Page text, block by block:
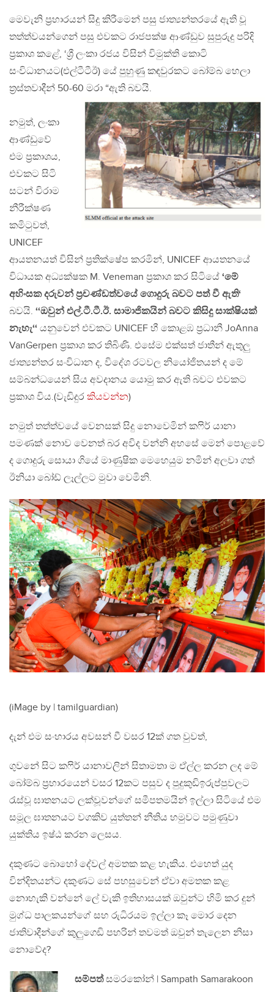
මෙවැනි ප්‍රහාරයන් සිදු කිරීමෙන් පසු ජාත්‍යන්තරයේ ඇති වූ
තත්ත්වයන්ගෙන් පසු එවකට රාජපක්ෂ ආණ්ඩුව සුපුරුදු පරිදි
ප්‍රකාශ කළේ, ‘ශ්‍රී ලංකා රජය විසින් විමුක්ති කොටි
සංවිධානයට(එල්ටීටීඊ) යේ පුහුණු කඳවුරකට බෝම්බ හෙලා
ත්‍රස්තවාදීන් 50-60 මරා “ඇති බවයි.
නමුත්, ලංකා
ආණ්ඩුවේ
එම ප්‍රකාශය,
එවකට සිටි
සටන් විරාම
නීරීක්ෂණ
කමිටුවත්,
UNICEF
ආයතනයත් විසින් ප්‍රතික්ෂේප කරමින්, UNICEF ආයතනයේ
විධායක අධ්‍යක්ෂක M. Veneman ප්‍රකාශ කර සිටියේ ‘මේ
අහිංසක දරුවන් ප්‍රචණ්ඩත්වයේ ගොදුරු බවට පත් වී ඇති‘
බවයි. ‘‘ඔවුන් එල්.ටී.ටී.ඊ. සාමාජිකයින් බවට කිසිදු සාක්ෂියක්
නැහැ‘‘ යනුවෙන් එවකට UNICEF හී කොළඹ ප්‍රධානී JoAnna
VanGerpen ප්‍රකාශ කර තිබිණි. එසේම එක්සත් ජාතීන් ඇතුලු
ජාත්‍යන්තර සංවිධාන ද, විදේශ රටවල නියෝජිතයන් ද මේ
සම්බන්ධයෙන් සිය අවදානය යොමු කර ඇති බවට එවකට
ප්‍රකාශ විය.(වැඩිදුර කියවන්න)
නමුත් තත්ත්වයේ වෙනසක් සිදු නොවෙමින් කෆිර් යානා
පමණක් නොව වෙනත් බර අවිද වන්නි අහසේ මෙන් පොළවේ
ද ගොදුරු සොයා ගියේ මාණුෂික මෙහෙයුම නමින් අලවා ගත්
ඊනියා බෝඩ් ලෑල්ලට මුවා වෙමිනි.
(iMage by | tamilguardian)
දැන් එම සංහාරය අවසන් වී වසර 12ක් ගත වුවත්,
ගුවනේ සිට කෆිර් යානාවලින් සිතාමතා ම ඒල්ල කරන ලද මේ
බෝම්බ ප්‍රහාරයෙන් වසර 12කට පසුව ද පුදුකුඩිඉරුප්පුවලට
රැස්වූ ඝාතනයට ලක්වූවන්ගේ සමීපතමයින් ඉල්ලා සිටියේ එම
සමූල ඝාතනයට වගකිව යුත්තන් නීතිය හමුවට පමුණුවා
යුක්තිය ඉෂ්ඨ කරන ලෙසය.
දකුණට බොහෝ දේවල් අමතක කළ හැකිය. එහෙත් යුද
වින්දිතයන්ට දකුණට සේ පහසුවෙන් ඒවා අමතක කළ
නොහැකි වන්නේ ලේ වැකි ඉතිහාසයක් ඔවුන්ට හිමි කර දුන්
මුග්ධ පාලකයන්ගේ සහ රුධිරයම ඉල්ලා කෑ මොර දෙන
ජාතිවාදීන්ගේ කුලුගෙඩි පහරින් තවමත් ඔවුන් තැලෙන නිසා
නොවේද?
සම්පත්සමරකෝන් | Sampath Samarakoon